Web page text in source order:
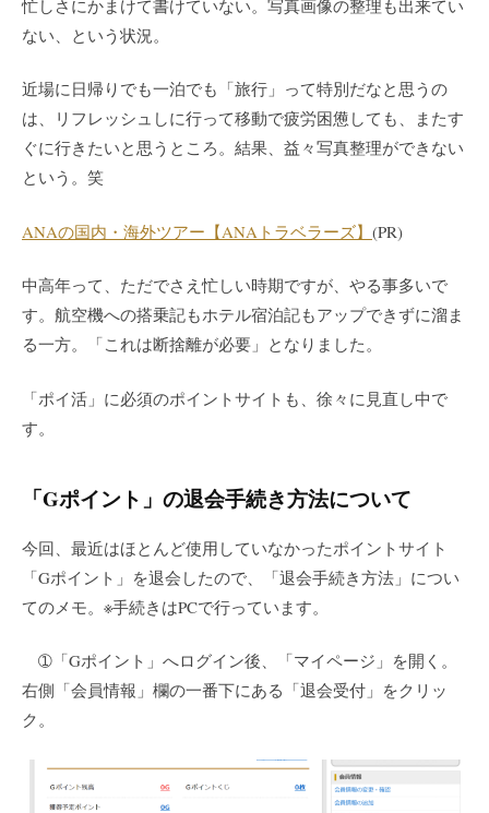
忙しさにかまけて書けていない。写真画像の整理も出来てい
ない、という状況。
近場に日帰りでも一泊でも「旅行」って特別だなと思うの
は、リフレッシュしに行って移動で疲労困憊しても、またす
ぐに行きたいと思うところ。結果、益々写真整理ができない
という。笑
ANAの国内・海外ツアー【ANAトラベラーズ】 (PR)
中高年って、ただでさえ忙しい時期ですが、やる事多いで
す。航空機への搭乗記もホテル宿泊記もアップできずに溜ま
る一方。「これは断捨離が必要」となりました。
「ポイ活」に必須のポイントサイトも、徐々に見直し中で
す。
「Gポイント」の退会手続き方法について
今回、最近はほとんど使用していなかったポイントサイト
「Gポイント」を退会したので、「退会手続き方法」につい
てのメモ。※手続きはPCで行っています。
➀「Gポイント」へログイン後、「マイページ」を開く。
右側「会員情報」欄の一番下にある「退会受付」をクリッ
ク。